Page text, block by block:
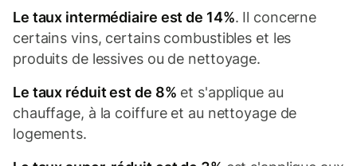
Le taux intermédiaire est de 14%. Il concerne
certains vins, certains combustibles et les
produits de lessives ou de nettoyage.
Le taux réduit est de 8% et s'applique au
chauffage, à la coiffure et au nettoyage de
logements.